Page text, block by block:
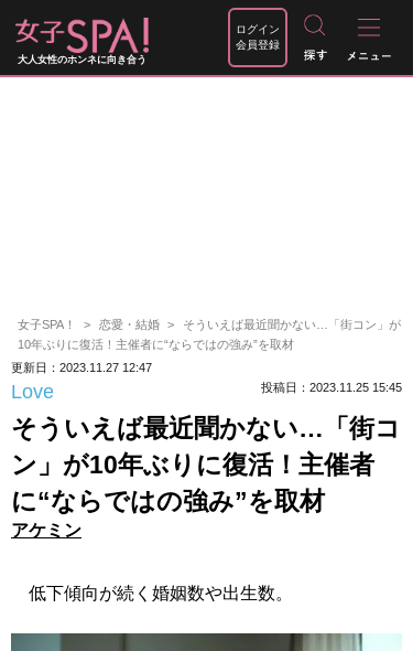
大人女性のホンネに向き合う
ログイン
会員登録
女子SPA！ 恋愛・結婚
そういえば最近聞かない…「街コン」が
10年ぶりに復活！主催者に“ならではの強み”を取材
更新日：2023.11.27 12:47
Love 投稿日：2023.11.25 15:45
そういえば最近聞かない…「街コ
ン」が10年ぶりに復活！主催者
に“ならではの強み”を取材
アケミン
低下傾向が続く婚姻数や出生数。